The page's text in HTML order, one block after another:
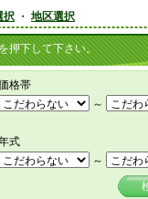
択 ・ 地区選択
下して下さい。
格帯
～
式
～